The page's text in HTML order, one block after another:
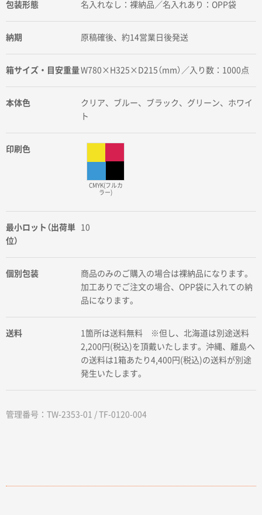
包装形態 名入れなし：裸納品／名入れあり：OPP袋
納期 原稿確後、約14営業日後発送
箱サイズ・目安重量W780×H325×D215（mm）／入り数：1000点
本体色
クリア、ブルー、ブラック、グリーン、ホワイ
ト
印刷色
CMYK(フルカ
ラー)
最小ロット（出荷単
位）
10
個別包装
商品のみのご購入の場合は裸納品になります。
加工ありでご注文の場合、OPP袋に入れての納
品になります。
送料
1箇所は送料無料 ※但し、北海道は別途送料
2,200円(税込)を頂戴いたします。沖縄、離島へ
の送料は1箱あたり4,400円(税込)の送料が別途
発生いたします。
管理番号：TW-2353-01 / TF-0120-004